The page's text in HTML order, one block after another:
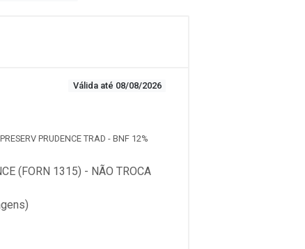
Válida até 08/08/2026
PRUDENCE TRAD - BNF 12%
(FORN 1315) - NÃO TROCA